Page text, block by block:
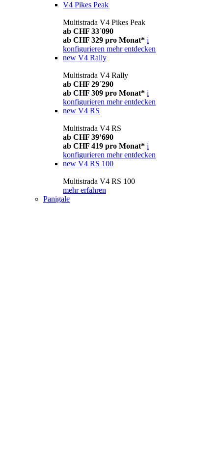
V4 Pikes Peak
Multistrada V4 Pikes Peak
ab CHF 33´090
ab CHF 329 pro Monat* i
konfigurieren mehr entdecken
new V4 Rally
Multistrada V4 Rally
ab CHF 29´290
ab CHF 309 pro Monat* i
konfigurieren mehr entdecken
new V4 RS
Multistrada V4 RS
ab CHF 39’690
ab CHF 419 pro Monat* i
konfigurieren mehr entdecken
new V4 RS 100
Multistrada V4 RS 100
mehr erfahren
Panigale